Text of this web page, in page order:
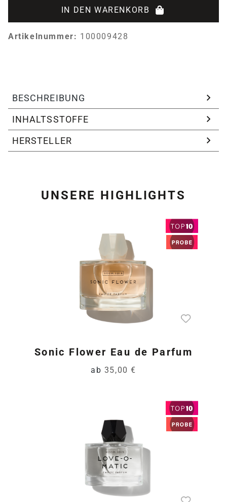
IN DEN WARENKORB
Artikelnummer: 100009428
BESCHREIBUNG
INHALTSSTOFFE
HERSTELLER
UNSERE HIGHLIGHTS
Sonic Flower Eau de Parfum
ab 35,00 €